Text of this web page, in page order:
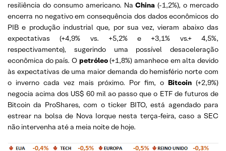
resiliência do consumo americano. NaChina (-1,2%), o mercado
encerra no negativo em consequência dos dados econômicos do
PIB e produção industrial que, por sua vez, vieram abaixo das
expectativas (+4,9% vs. +5,2% e +3,1% vs.+ 4,5%,
respectivamente), sugerindo uma possível desaceleração
econômica do país. O petróleo(+1,8%) amanhece em alta devido
às expectativas de uma maior demanda do hemisfério norte com
o inverno cada vez mais próximo. Por fim, o Bitcoin (+2,9%)
negocia acima dos US$ 60 mil ao passo que o ETF de futuros de
Bitcoin da ProShares, com o ticker BITO, está agendado para
estrear na bolsa de Nova Iorque nesta terça-feira, caso a SEC
não intervenha até a meia noite de hoje.